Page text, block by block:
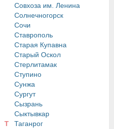
Совхоза им. Ленина
Солнечногорск
Сочи
Ставрополь
Старая Купавна
Старый Оскол
Стерлитамак
Ступино
Сунжа
Сургут
Сызрань
Сыктывкар
Т
Таганрог